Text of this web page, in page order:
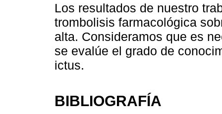
Los resultados de nuestro
trombolisis farmacológica
alta. Consideramos que es
se evalúe el grado de
ictus.
BIBLIOGRAFÍA